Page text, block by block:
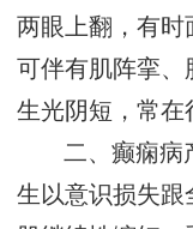
两眼上翻，有
可伴有肌阵挛
生光阴短，常在
二、癫痫
生以意识损失跟